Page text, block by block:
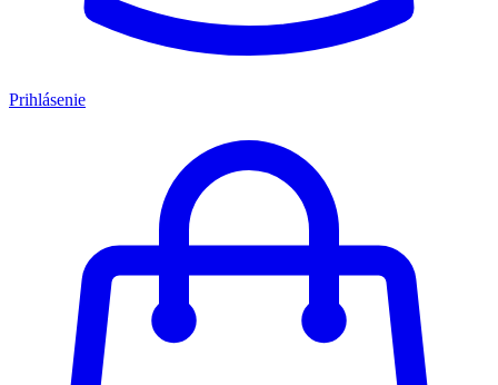
Prihlásenie